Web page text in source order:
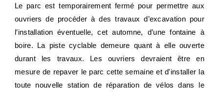
Le parc est temporairement fermé pour permettre aux
ouvriers de procéder à des travaux d ’excavation pour
l’installation éventuelle, cet automne, d’une fontaine à
boire. La piste cyclable demeure quant à elle ouverte
durant les travaux. Les ouvriers devraient être en
mesure de repaver le parc cette semaine et d'installer la
toute nouvelle station de réparation de vélos dans le